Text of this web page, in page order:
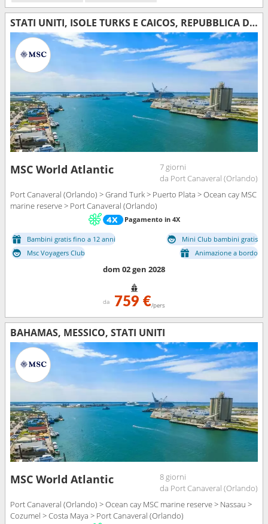
STATI UNITI, ISOLE TURKS E CAICOS, REPUBBLICA DOMINICANA, BAHAMAS
MSC World Atlantic
7 giorni
da Port Canaveral (Orlando)
Port Canaveral (Orlando) > Grand Turk > Puerto Plata > Ocean cay MSC
marine reserve > Port Canaveral (Orlando)
Pagamento in 4X
Bambini gratis fino a 12 anni
Mini Club bambini gratis
Msc Voyagers Club
Animazione a bordo
dom 02 gen 2028
da 759 €/pers
BAHAMAS, MESSICO, STATI UNITI
MSC World Atlantic
8 giorni
da Port Canaveral (Orlando)
Port Canaveral (Orlando) > Ocean cay MSC marine reserve > Nassau >
Cozumel > Costa Maya > Port Canaveral (Orlando)